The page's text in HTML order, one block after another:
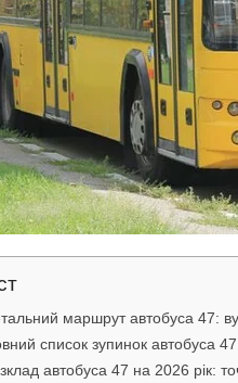
маршрут автобуса 47:
список зупинок автобуса
автобуса 47 на 2026 рік: